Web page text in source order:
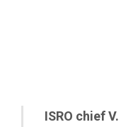
ISRO chief